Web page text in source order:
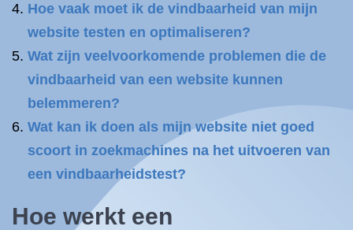
Hoe vaak moet ik de vindbaarheid van mijn
website testen en optimaliseren?
Wat zijn veelvoorkomende problemen die de
vindbaarheid van een website kunnen
belemmeren?
Wat kan ik doen als mijn website niet goed
scoort in zoekmachines na het uitvoeren van
een vindbaarheidstest?
Hoe werkt een